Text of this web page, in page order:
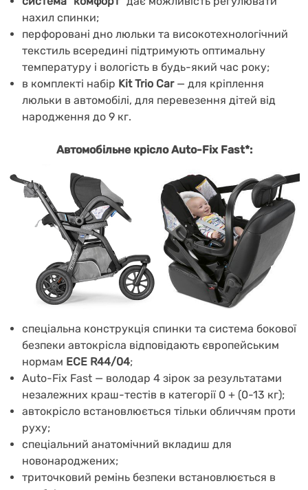
нахил спинки;
перфоровані дно люльки та високотехнологічний
текстиль всередині підтримують оптимальну
температуру і вологість в будь-який час року;
в комплекті набір Kit Trio Car— для кріплення
люльки в автомобілі, для перевезення дітей від
народження до 9 кг.
Автомобільне крісло Auto-Fix Fast*:
спеціальна конструкція спинки та система бокової
безпеки автокрісла відповідають європейським
нормам ECE R44/04;
Auto-Fix Fast — володар 4 зірок за результатами
незалежних краш-тестів в категорії 0 + (0-13 кг);
автокрісло встановлюється тільки обличчям проти
руху;
спеціальний анатомічний вкладиш для
новонароджених;
триточковий ремінь безпеки встановлюється в